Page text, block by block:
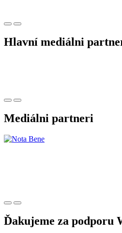
Hlavní mediálni
Mediálni partneri
Ďakujeme za podporu